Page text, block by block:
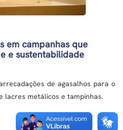
em campanhas que
e sustentabilidade
de agasalhos para o
lacres metálicos e tampinhas.